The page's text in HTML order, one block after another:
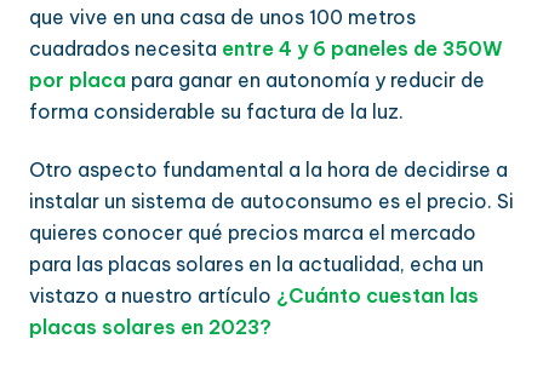
que vive en una casa de unos 100 metros
cuadrados necesita entre 4 y 6 paneles de 350W
por placa para ganar en autonomía y reducir de
forma considerable su factura de la luz.
Otro aspecto fundamental a la hora de decidirse a
instalar un sistema de autoconsumo es el precio. Si
quieres conocer qué precios marca el mercado
para las placas solares en la actualidad, echa un
vistazo a nuestro artículo ¿Cuánto cuestan las
placas solares en 2023?